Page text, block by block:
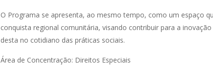
O Programa se apresenta, ao mesmo tempo, como um espaço
conquista regional comunitária, visando contribuir para a
desta no cotidiano das práticas sociais.
Área de Concentração: Direitos Especiais